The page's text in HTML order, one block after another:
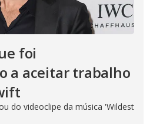
foi
a aceitar trabalho
do videoclipe da música 'Wildest